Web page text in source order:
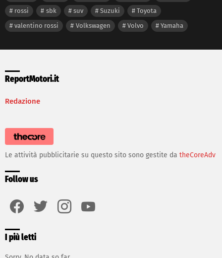
rossi
sbk suv Suzuki
Toyota
valentino rossi
Volkswagen Volvo Yamaha
ReportMotori.it
Redazione
Le attività pubblicitarie su questo sito sono gestite da theCoreAdv
Follow us
I più letti